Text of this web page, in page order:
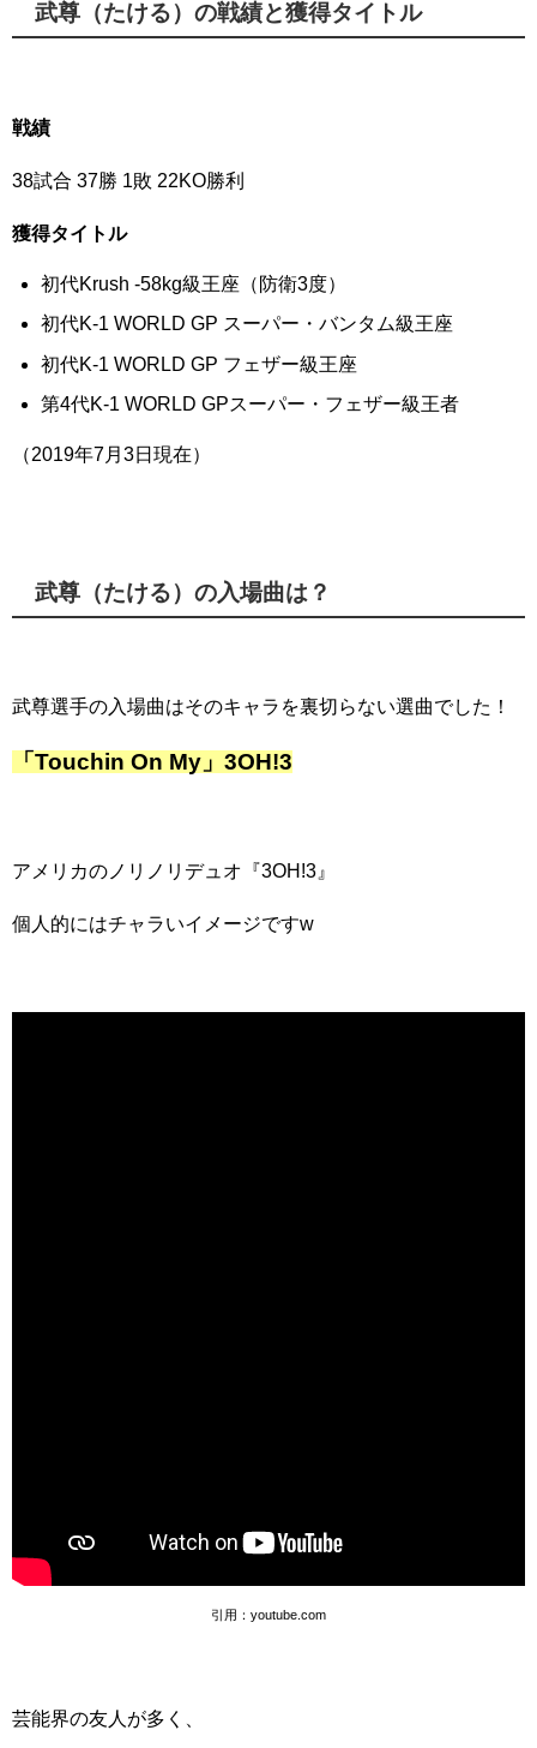
武尊（たける）の戦績と獲得タイトル
戦績
38試合 37勝 1敗 22KO勝利
獲得タイトル
初代Krush -58kg級王座（防衛3度）
初代K-1 WORLD GP スーパー・バンタム級王座
初代K-1 WORLD GP フェザー級王座
第4代K-1 WORLD GPスーパー・フェザー級王者
（2019年7月3日現在）
武尊（たける）の入場曲は？
武尊選手の入場曲はそのキャラを裏切らない選曲でした！
「Touchin On My」3OH!3
アメリカのノリノリデュオ『3OH!3』
個人的にはチャラいイメージですw
引用：youtube.com
芸能界の友人が多く、